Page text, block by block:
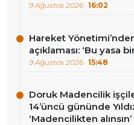
9 Ağustos 2026 16:02
Hareket
açıklaması: ‘Bu yasa
9 Ağustos 2026 15:48
Doruk Madencilik
14’üncü gününde
‘Madencilikten alınsın’